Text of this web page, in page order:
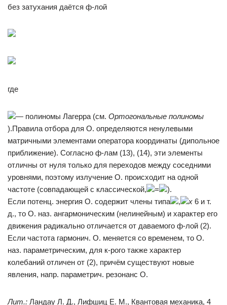
без затухания даётся ф-лой
где
— полиномы Лагерра (см. Ортогональные полиномы
).Правила отбора для О. определяются ненулевыми
матричными элементами оператора координаты (дипольное
приближение). Согласно ф-лам (13), (14), эти элементы
отличны от нуля только для переходов между соседними
уровнями, поэтому излучение О. происходит на одной
частоте (совпадающей с классической,
=
).
Если потенц. энергия О. содержит члены типа
, х 6 и т.
д., то О. наз. ангармоническим (нелинейным) и характер его
движения радикально отличается от даваемого ф-лой (2).
Если частота гармонич. О. меняется со временем, то О.
наз. параметрическим, для к-рого также характер
колебаний отличен от (2), причём существуют новые
явления, напр. параметрич. резонанс О.
Лит.: Ландау Л. Д., Лифшиц Е. М., Квантовая механика, 4